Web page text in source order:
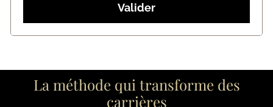
Valider
La méthode qui transforme des
carrières